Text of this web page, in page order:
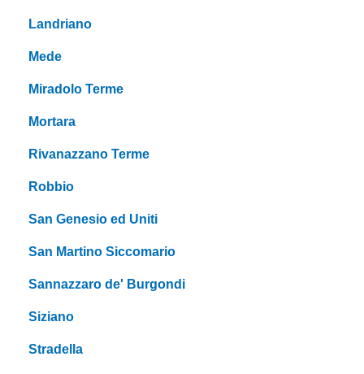
Landriano
Mede
Miradolo Terme
Mortara
Rivanazzano Terme
Robbio
San Genesio ed Uniti
San Martino Siccomario
Sannazzaro de' Burgondi
Siziano
Stradella